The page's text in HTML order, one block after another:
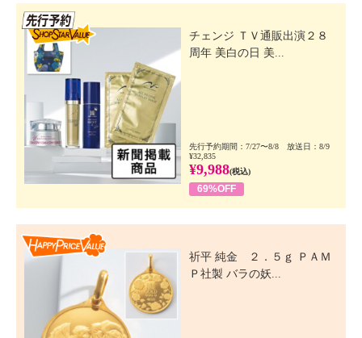
チェンジ ＴＶ通販出演２８
周年 美白の日 美...
先行予約期間：7/27〜8/8 放送日：8/9
¥32,835
¥9,988(税込)
69%OFF
祈平 純金 ２．５ｇ ＰＡＭ
Ｐ社製 バラの妖...